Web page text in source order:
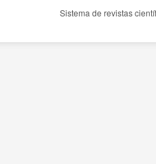
Sistema de revistas